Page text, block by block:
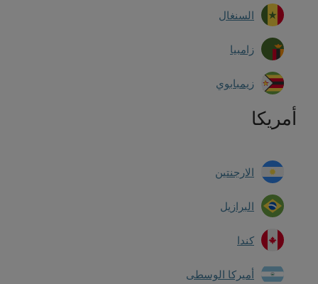
السنغال
زامبيا
زيمبابوي
أمريكا
الارجنتين
البرازيل
كندا
أميركا الوسطى